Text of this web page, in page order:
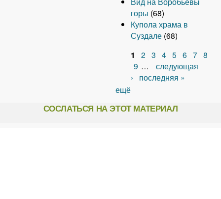
горы (68)
Купола храма в
Суздале (68)
т
р
1 2 3 4 5 6 7 8
9 …
следующая
›
последняя »
ещё
СОСЛАТЬСЯ НА ЭТОТ МАТЕРИАЛ